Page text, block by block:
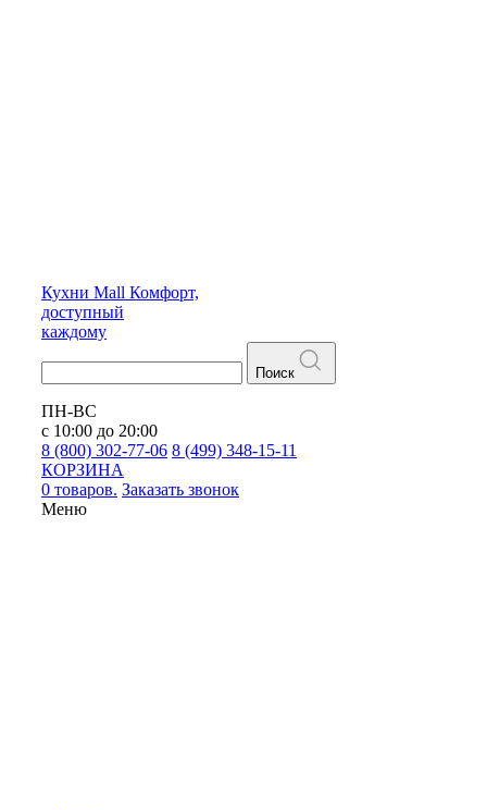
Кухни Mall Комфорт,
доступный
каждому
Поиск
ПН-ВС
с 10:00 до 20:00
8 (800) 302-77-06 8 (499) 348-15-11
КОРЗИНА
0 товаров. Заказать звонок
Меню